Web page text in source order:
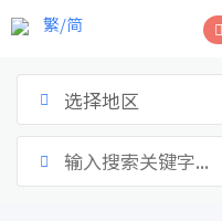
跳
到
繁/简
选择地区